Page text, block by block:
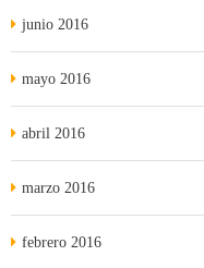
junio 2016
mayo 2016
abril 2016
marzo 2016
febrero 2016